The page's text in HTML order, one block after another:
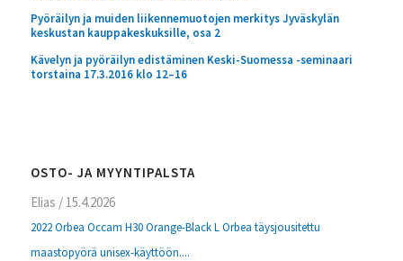
Pyöräilyn ja muiden liikennemuotojen merkitys Jyväskylän
keskustan kauppakeskuksille, osa 2
Kävelyn ja pyöräilyn edistäminen Keski-Suomessa -seminaari
torstaina 17.3.2016 klo 12–16
OSTO- JA MYYNTIPALSTA
Elias / 15.4.2026
2022 Orbea Occam H30 Orange-Black L Orbea täysjousitettu
maastopyörä unisex-käyttöön....